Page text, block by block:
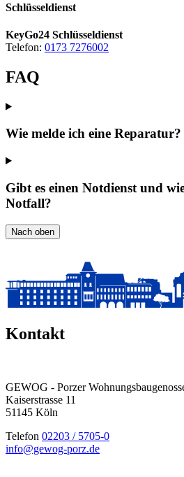
Schlüsseldienst
KeyGo24 Schlüsseldienst
Telefon: 0173 7276002
FAQ
Wie melde ich eine Reparatur?
Gibt es einen Notdienst und
Notfall?
Nach oben
Kontakt
GEWOG - Porzer
Kaiserstrasse 11
51145 Köln
Telefon 02203 / 5705-0
info@gewog-porz.de